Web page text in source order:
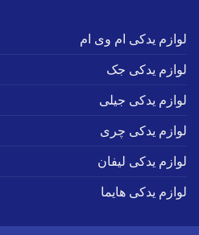
لوازم یدکی ام وی ام
لوازم یدکی جک
لوازم یدکی جیلی
لوازم یدکی چری
لوازم یدکی لیفان
لوازم یدکی هایما